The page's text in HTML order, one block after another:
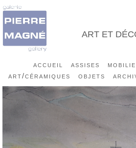
ART ET
accueil assises
art/céramiques
objets